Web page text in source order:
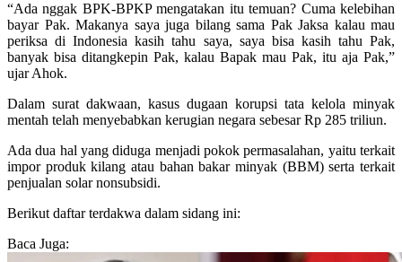
“Ada nggak BPK-BPKP mengatakan itu temuan? Cuma kelebihan
bayar Pak. Makanya saya juga bilang sama Pak Jaksa kalau mau
periksa di Indonesia kasih tahu saya, saya bisa kasih tahu Pak,
banyak bisa ditangkepin Pak, kalau Bapak mau Pak, itu aja Pak,”
ujar Ahok.
Dalam surat dakwaan, kasus dugaan korupsi tata kelola minyak
mentah telah menyebabkan kerugian negara sebesar Rp 285 triliun.
Ada dua hal yang diduga menjadi pokok permasalahan, yaitu terkait
impor produk kilang atau bahan bakar minyak (BBM) serta terkait
penjualan solar nonsubsidi.
Berikut daftar terdakwa dalam sidang ini:
Baca Juga: